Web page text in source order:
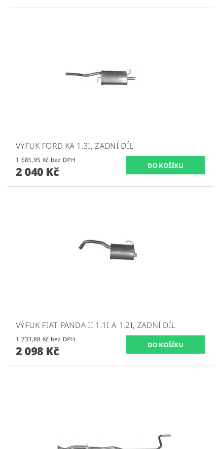
VÝFUK FORD KA 1.3I, ZADNÍ DÍL
1 685,95 Kč bez DPH
2 040 Kč
VÝFUK FIAT PANDA II 1.1I A 1.2I, ZADNÍ DÍL
1 733,88 Kč bez DPH
2 098 Kč